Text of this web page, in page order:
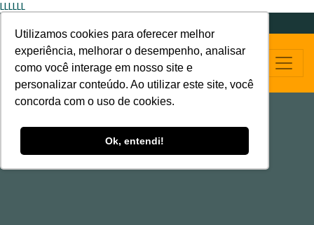
Utilizamos cookies para oferecer melhor
experiência, melhorar o desempenho, analisar
como você interage em nosso site e
personalizar conteúdo. Ao utilizar este site, você
concorda com o uso de cookies.
Ok, entendi!
LLLLLL